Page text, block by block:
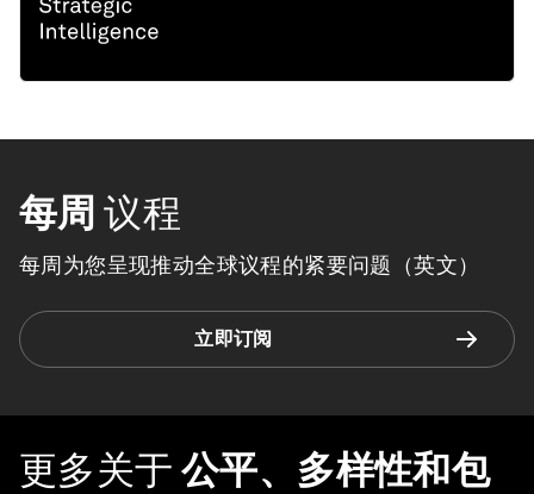
每周 议程
每周为您呈现推动全球议程的紧要问题（英文）
立即订阅
更多关于 公平、多样性和包